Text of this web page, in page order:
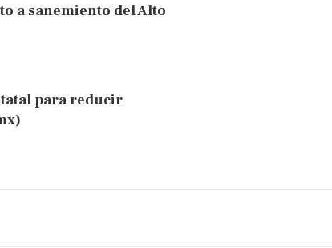
a sanemiento del Alto
para reducir